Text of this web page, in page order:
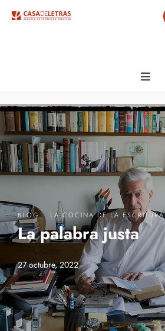
BLOG· LA COCINA DE LA ESCRITURA
La palabra justa
27 octubre, 2022